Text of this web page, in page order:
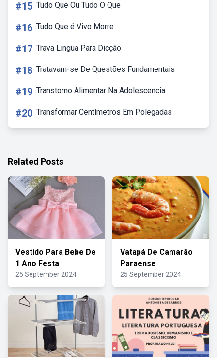
#15 Tudo Que Ou Tudo O Que
#16 Tudo Que é Vivo Morre
#17 Trava Lingua Para Dicção
#18 Tratavam-se De Questões Fundamentais
#19 Transtorno Alimentar Na Adolescencia
#20 Transformar Centímetros Em Polegadas
Related Posts
Vestido Para Bebe De
1 Ano Festa
25 September 2024
Vatapá De Camarão
Paraense
25 September 2024